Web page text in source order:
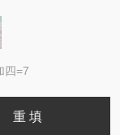
四=7